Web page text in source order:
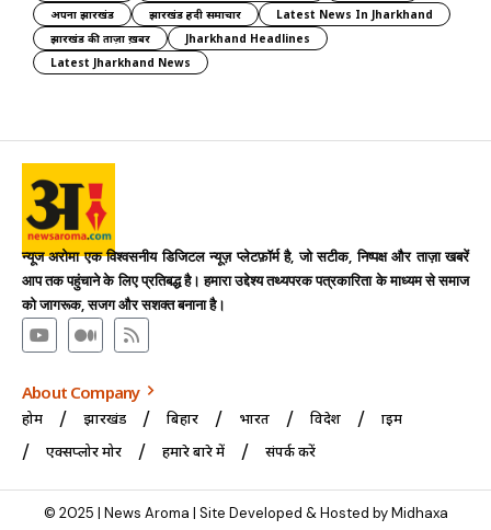
अपना झारखंड
झारखंड हिंदी समाचार
Latest News In Jharkhand
झारखंड की ताज़ा ख़बर
Jharkhand Headlines
Latest Jharkhand News
न्यूज अरोमा एक विश्वसनीय डिजिटल न्यूज़ प्लेटफ़ॉर्म है, जो सटीक, निष्पक्ष और ताज़ा खबरें
आप तक पहुंचाने के लिए प्रतिबद्ध है। हमारा उद्देश्य तथ्यपरक पत्रकारिता के माध्यम से समाज
को जागरूक, सजग और सशक्त बनाना है।
About Company
होम झारखंड बिहार भारत विदेश
क्राइम
एक्सप्लोर मोर
हमारे बारे में संपर्क करें
© 2025 | News Aroma | Site Developed & Hosted by Midhaxa